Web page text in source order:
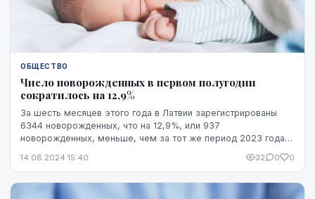
ОБЩЕСТВО
Число новорожденных в первом полугодии
сократилось на 12,9%
За шесть месяцев этого года в Латвии зарегистрированы
6344 новорожденных, что на 12,9%, или 937
новорожденных, меньше, чем за тот же период 2023 года,
14.08.2024 15:40 32 0 0